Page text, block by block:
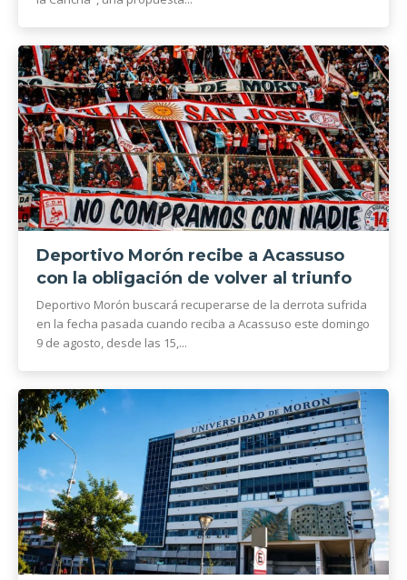
Deportivo Morón recibe a Acassuso
con la obligación de volver al triunfo
Deportivo Morón buscará recuperarse de la derrota sufrida
en la fecha pasada cuando reciba a Acassuso este domingo
9 de agosto, desde las 15,...